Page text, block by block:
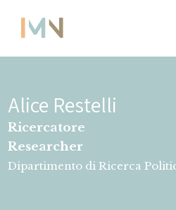
Alice Restelli
Ricercatore
Researcher
Dipartimento di Ricerca